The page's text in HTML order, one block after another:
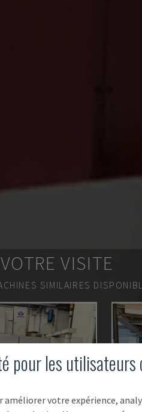
VISITE
SIMILAIRES
pour les utilisateurs
améliorer votre expérience,